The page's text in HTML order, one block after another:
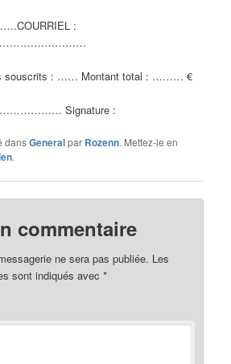
:
souscrits : …… Montant total : ……… €
Signature :
dansGeneralpar Rozenn. Mettez-le en
.
commentaire
ne sera pas publiée. Les
sont indiqués avec*